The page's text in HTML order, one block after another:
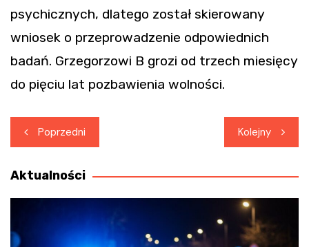
psychicznych, dlatego został skierowany
wniosek o przeprowadzenie odpowiednich
badań. Grzegorzowi B grozi od trzech miesięcy
do pięciu lat pozbawienia wolności.
Nawigacja
wpisu
Poprzedni Kolejny
Aktualności